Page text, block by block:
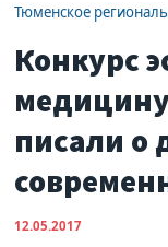
Тюменское
Конкурс
писали о
12.05.2017